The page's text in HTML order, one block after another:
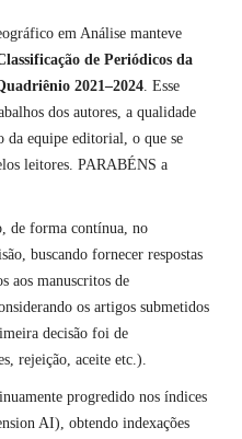
em Análise manteve
de Periódicos da
2021–2024 . Esse
dos autores, a qualidade
da equipe editorial, o que se
leitores. PARABÉNS a
de forma contínua, no
buscando fornecer respostas
aos manuscritos de
os artigos submetidos
decisão foi de
rejeição, aceite etc.).
progredido nos índices
AI), obtendo indexações